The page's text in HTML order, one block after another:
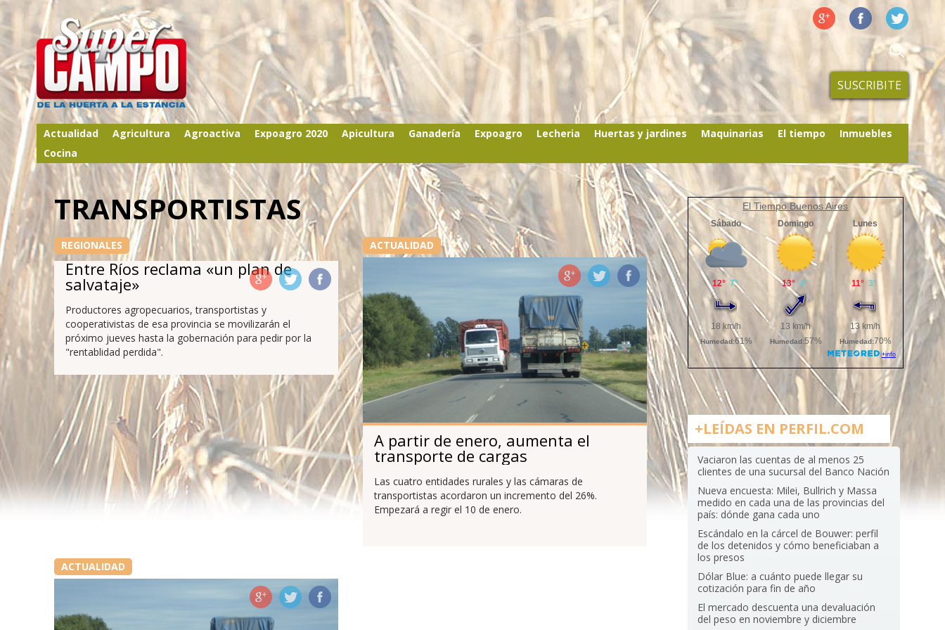
SUSCRIBITE
Actualidad Agricultura Agroactiva Expoagro 2020 Apicultura Ganadería Expoagro Lecheria Huertas y jardines Maquinarias El tiempo
Inmuebles
Cocina
TRANSPORTISTAS
REGIONALES
Entre Ríos reclama «un plan de
salvataje»
Productores agropecuarios, transportistas y
cooperativistas de esa provincia se movilizarán el
próximo jueves hasta la gobernación para pedir por la
"rentablidad perdida".
ACTUALIDAD
A partir de enero, aumenta el
transporte de cargas
Las cuatro entidades rurales y las cámaras de
transportistas acordaron un incremento del 26%.
Empezará a regir el 10 de enero.
ACTUALIDAD
El Tiempo Buenos Aires
+LEÍDAS EN PERFIL.COM
Vaciaron las cuentas de al menos 25
clientes de una sucursal del Banco Nación
Nueva encuesta: Milei, Bullrich y Massa
medido en cada una de las provincias del
país: dónde gana cada uno
Escándalo en la cárcel de Bouwer: perfil
de los detenidos y cómo beneficiaban a
los presos
Dólar Blue: a cuánto puede llegar su
cotización para fin de año
El mercado descuenta una devaluación
del peso en noviembre y diciembre